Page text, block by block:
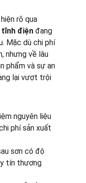
rõ qua
tĩnh điện đang
Mặc dù chi phí
nhưng về lâu
phẩm và sự an
lại vượt trội
nguyên liệu
phí sản xuất
sơn có độ
tín thương